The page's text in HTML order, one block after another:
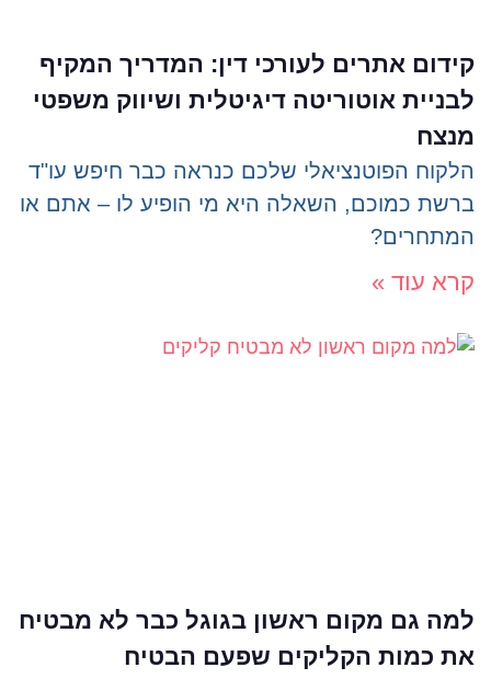
קידום אתרים לעורכי דין: המדריך המקיף
לבניית אוטוריטה דיגיטלית ושיווק משפטי
מנצח
הלקוח הפוטנציאלי שלכם כנראה כבר חיפש עו"ד
ברשת כמוכם, השאלה היא מי הופיע לו – אתם או
המתחרים?
קרא עוד »
למה גם מקום ראשון בגוגל כבר לא מבטיח
את כמות הקליקים שפעם הבטיח